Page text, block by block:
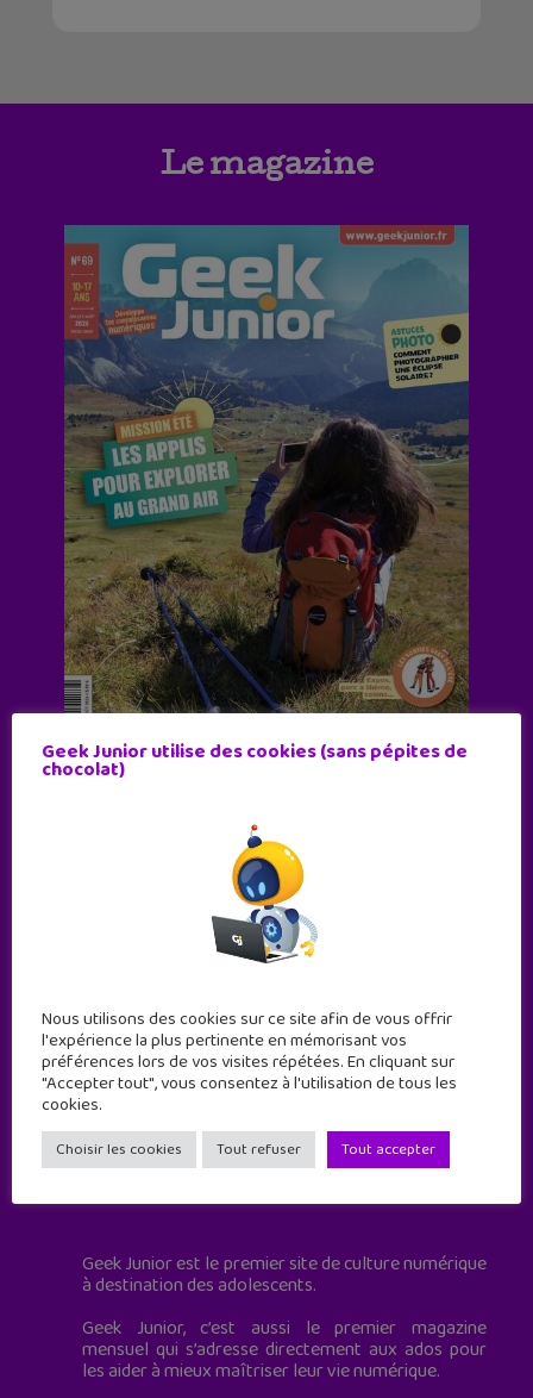
Le magazine
Abonne-toi !
11 numéros par an
JE M'ABONNE !
Geek Junior est le premier site de culture numérique
à destination des adolescents.
Geek Junior, c’est aussi le premier magazine
mensuel qui s’adresse directement aux ados pour
les aider à mieux maîtriser leur vie numérique.
Geek Junior utilise des cookies (sans pépites de
chocolat)
Nous utilisons des cookies sur ce site afin de vous offrir
l'expérience la plus pertinente en mémorisant vos
préférences lors de vos visites répétées. En cliquant sur
"Accepter tout", vous consentez à l'utilisation de tous les
cookies.
Choisir les cookies Tout refuser Tout accepter